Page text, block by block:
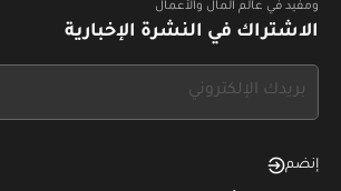
ومفيد في عالم المال والأعمال
الاشتراك في النشرة الإخبارية
this,
إنضم